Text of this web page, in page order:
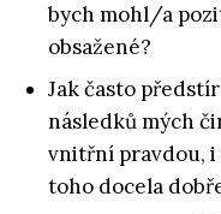
bych mohl/a
obsažené?
Jak často
následků mých
vnitřní pravdou, i
toho docela